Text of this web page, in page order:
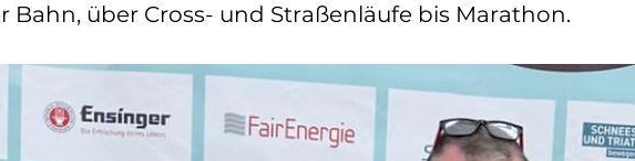
Bahn, über Cross- und Straßenläufe bis Marathon.